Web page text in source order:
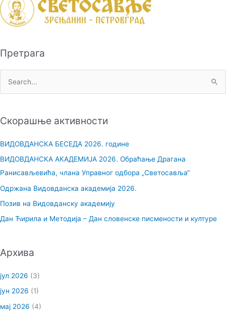
Претрага
т
з
а
:
Скорашње активности
ВИДОВДАНСКА БЕСЕДА 2026. године
ВИДОВДАНСКА АКАДЕМИЈА 2026. Обраћање Драгана
Ранисављевића, члана Управног одбора „Светосавља“
Одржана Видовданска академија 2026.
Позив на Видовданску академију
Дан Ћирила и Методија – Дан словенске писмености и културе
Архива
јул 2026 (3)
јун 2026 (1)
мај 2026 (4)